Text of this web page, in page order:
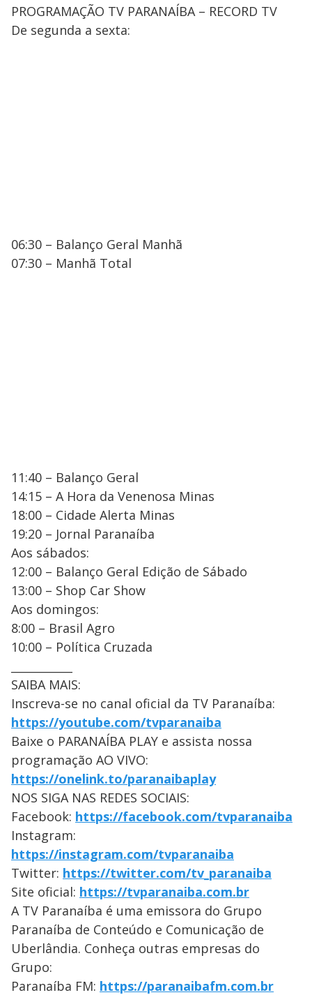
PROGRAMAÇÃO TV PARANAÍBA – RECORD TV
De segunda a sexta:
06:30 – Balanço Geral Manhã
07:30 – Manhã Total
11:40 – Balanço Geral
14:15 – A Hora da Venenosa Minas
18:00 – Cidade Alerta Minas
19:20 – Jornal Paranaíba
Aos sábados:
12:00 – Balanço Geral Edição de Sábado
13:00 – Shop Car Show
Aos domingos:
8:00 – Brasil Agro
10:00 – Política Cruzada
SAIBA MAIS:
Inscreva-se no canal oficial da TV Paranaíba:
https://youtube.com/tvparanaiba
Baixe o PARANAÍBA PLAY e assista nossa
programação AO VIVO:
https://onelink.to/paranaibaplay
NOS SIGA NAS REDES SOCIAIS:
Facebook: https://facebook.com/tvparanaiba
Instagram:
https://instagram.com/tvparanaiba
Twitter: https://twitter.com/tv_paranaiba
Site oficial: https://tvparanaiba.com.br
A TV Paranaíba é uma emissora do Grupo
Paranaíba de Conteúdo e Comunicação de
Uberlândia. Conheça outras empresas do
Grupo:
Paranaíba FM: https://paranaibafm.com.br